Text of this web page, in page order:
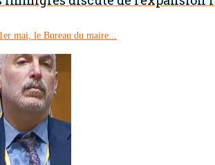
mai, le Bureau du maire...